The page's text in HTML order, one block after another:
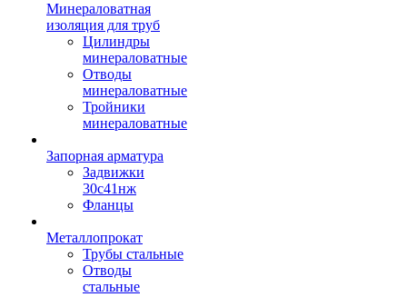
Минераловатная
изоляция для труб
Цилиндры
минераловатные
Отводы
минераловатные
Тройники
минераловатные
Запорная арматура
Задвижки
30с41нж
Фланцы
Металлопрокат
Трубы стальные
Отводы
стальные